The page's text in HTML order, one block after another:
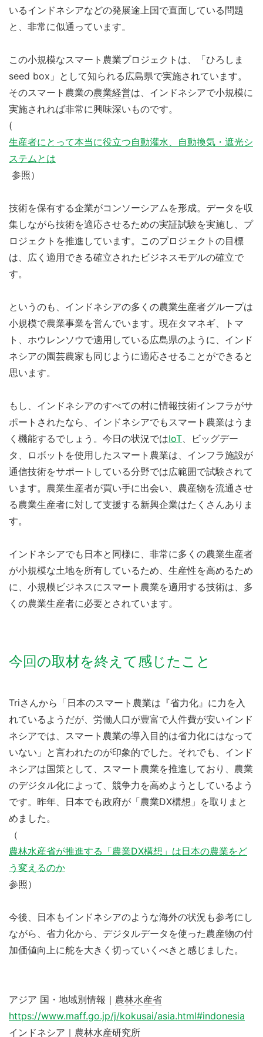
いるインドネシアなどの発展途上国で直面している問題
と、非常に似通っています。
この小規模なスマート農業プロジェクトは、「ひろしま
seed box」として知られる広島県で実施されています。
そのスマート農業の農業経営は、インドネシアで小規模に
実施されれば非常に興味深いものです。
(
生産者にとって本当に役立つ自動灌水、自動換気・遮光シ
ステムとは
参照）
技術を保有する企業がコンソーシアムを形成。データを収
集しながら技術を適応させるための実証試験を実施し、プ
ロジェクトを推進しています。このプロジェクトの目標
は、広く適用できる確立されたビジネスモデルの確立で
す。
というのも、インドネシアの多くの農業生産者グループは
小規模で農業事業を営んでいます。現在タマネギ、トマ
ト、ホウレンソウで適用している広島県のように、インド
ネシアの園芸農家も同じように適応させることができると
思います。
もし、インドネシアのすべての村に情報技術インフラがサ
ポートされたなら、インドネシアでもスマート農業はうま
く機能するでしょう。今日の状況ではIoT 、ビッグデー
タ、ロボットを使用したスマート農業は、インフラ施設が
通信技術をサポートしている分野では広範囲で試験されて
います。農業生産者が買い手に出会い、農産物を流通させ
る農業生産者に対して支援する新興企業はたくさんありま
す。
インドネシアでも日本と同様に、非常に多くの農業生産者
が小規模な土地を所有しているため、生産性を高めるため
に、小規模ビジネスにスマート農業を適用する技術は、多
くの農業生産者に必要とされています。
今回の取材を終えて感じたこと
Triさんから「日本のスマート農業は『省力化』に力を入
れているようだが、労働人口が豊富で人件費が安いインド
ネシアでは、スマート農業の導入目的は省力化にはなって
いない」と言われたのが印象的でした。それでも、インド
ネシアは国策として、スマート農業を推進しており、農業
のデジタル化によって、競争力を高めようとしているよう
です。昨年、日本でも政府が「農業DX構想」を取りまと
めました。
（
農林水産省が推進する「農業DX構想」は日本の農業をど
う変えるのか
参照）
今後、日本もインドネシアのような海外の状況も参考にし
ながら、省力化から、デジタルデータを使った農産物の付
加価値向上に舵を大きく切っていくべきと感じました。
アジア 国・地域別情報｜ 農林水産省
https://www.maff.go.jp/j/kokusai/asia.html#indonesia
インドネシア｜農林水産研究所